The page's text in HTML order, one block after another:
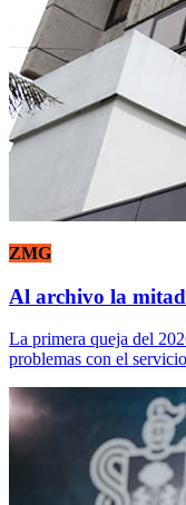
ZMG
Al archivo la
La primera queja del
problemas con el